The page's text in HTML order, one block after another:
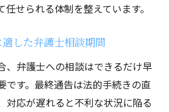
せられる体制を整えています。
した弁護士相談期間
、弁護士への相談はできるだけ早
です。最終通告は法的手続きの直
対応が遅れると不利な状況に陥る